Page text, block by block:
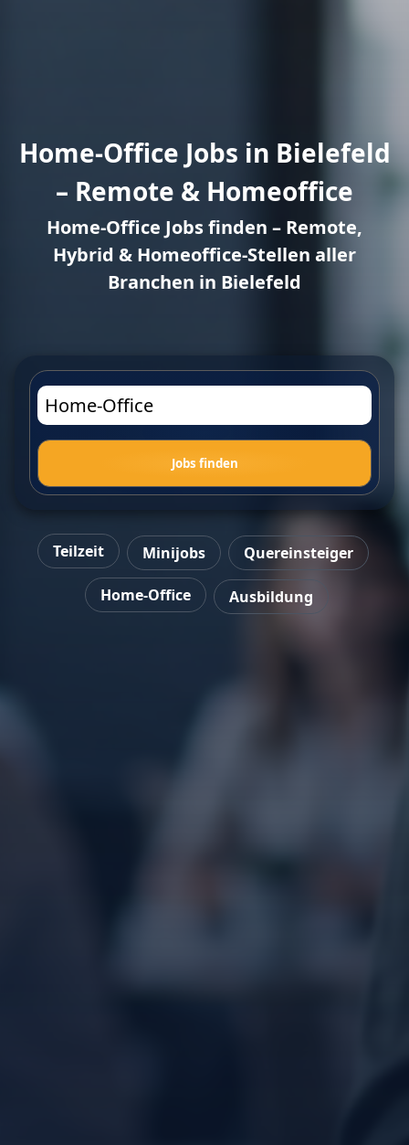
Home-Office Jobs in Bielefeld
– Remote & Homeoffice
Home-Office Jobs finden – Remote,
Hybrid & Homeoffice-Stellen aller
Branchen in Bielefeld
Jobs finden
Teilzeit Minijobs Quereinsteiger
Home-Office Ausbildung